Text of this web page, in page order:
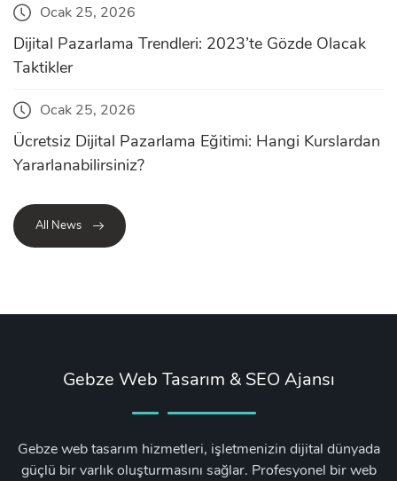
Ocak 25, 2026
Dijital Pazarlama Trendleri: 2023’te Gözde Olacak
Taktikler
Ocak 25, 2026
Ücretsiz Dijital Pazarlama Eğitimi: Hangi Kurslardan
Yararlanabilirsiniz?
All News
Gebze Web Tasarım & SEO Ajansı
Gebze web tasarım hizmetleri, işletmenizin dijital dünyada
güçlü bir varlık oluşturmasını sağlar. Profesyonel bir web